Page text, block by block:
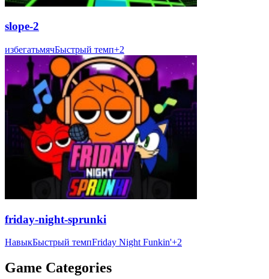
slope-2
избегатьмячБыстрый темп+2
friday-night-sprunki
НавыкБыстрый темпFriday Night Funkin'+2
Game Categories